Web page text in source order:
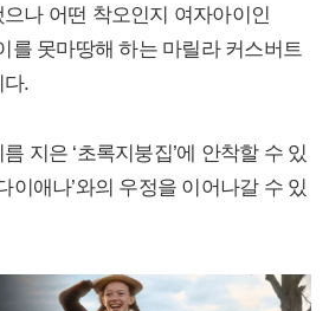
나 어떤 착오인지 여자아이인
를 못마땅해 하는 마릴라 커스버트
다.
지은 ‘초록지붕집’에 안착할 수 있
이애나’와의 우정을 이어나갈 수 있